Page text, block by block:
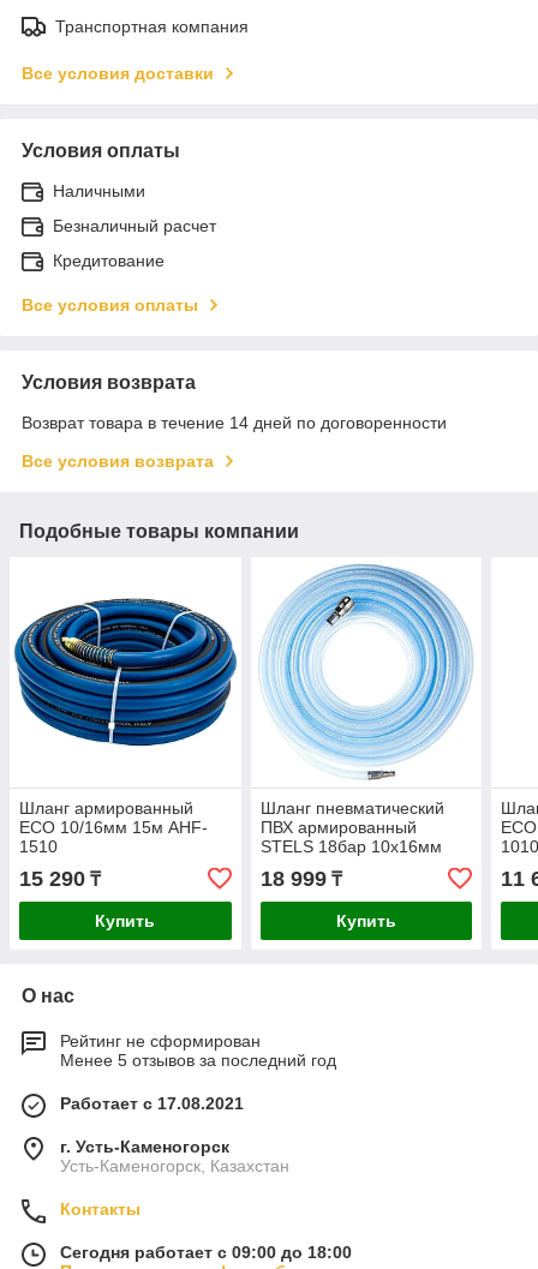
Транспортная компания
Все условия доставки
Условия оплаты
Наличными
Безналичный расчет
Кредитование
Все условия оплаты
Условия возврата
Возврат товара в течение 14 дней по договоренности
Все условия возврата
Подобные товары компании
Шланг армированный
ECO 10/16мм 15м AHF-
1510
15 290 ₸
Купить
Шланг пневматический
ПВХ армированный
STELS 18бар 10x16мм
30м 57027
18 999₸
Купить
11
О нас
Рейтинг не сформирован
Менее 5 отзывов за последний год
Работает с 17.08.2021
г. Усть-Каменогорск
Усть-Каменогорск, Казахстан
Контакты
Сегодня работает с 09:00 до 18:00